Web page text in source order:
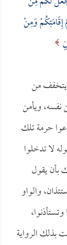
إِقَامَتِكُمْ وَمِنْ
من
نفسه، ويأمن
حرمة تلك
لا تدخلوا
بأن يقول
والواو
بذلك الرواية